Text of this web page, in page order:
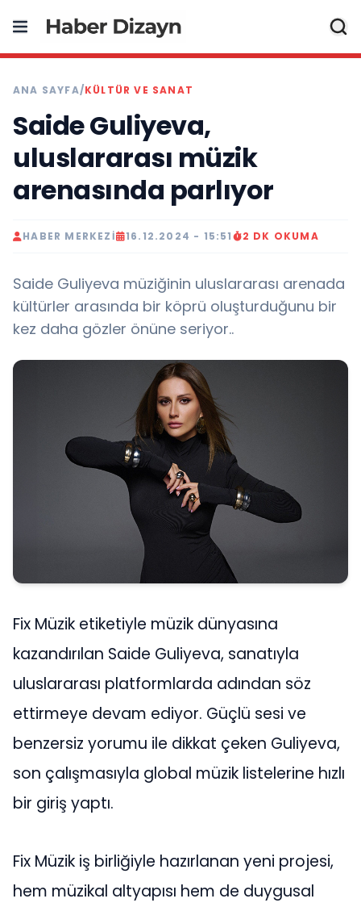
ANA SAYFA/KÜLTÜR VE SANAT
Saide Guliyeva,
uluslararası müzik
arenasında parlıyor
HABER MERKEZI 16.12.2024 - 15:51 2 DK OKUMA
Saide Guliyeva müziğinin uluslararası arenada
kültürler arasında bir köprü oluşturduğunu bir
kez daha gözler önüne seriyor..
Fix Müzik etiketiyle müzik dünyasına
kazandırılan Saide Guliyeva, sanatıyla
uluslararası platformlarda adından söz
ettirmeye devam ediyor. Güçlü sesi ve
benzersiz yorumu ile dikkat çeken Guliyeva,
son çalışmasıyla global müzik listelerine hızlı
bir giriş yaptı.
Fix Müzik iş birliğiyle hazırlanan yeni projesi,
hem müzikal altyapısı hem de duygusal